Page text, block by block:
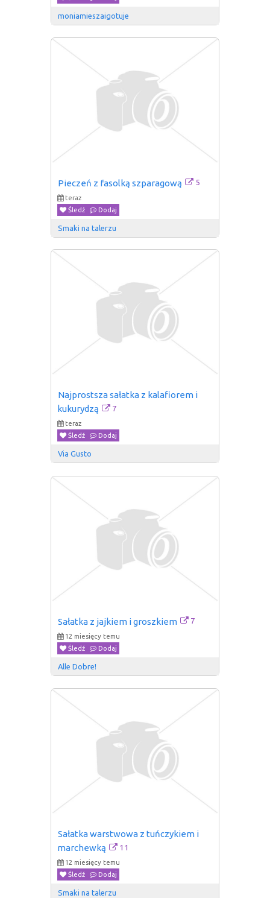
moniamieszaigotuje
Pieczeń z fasolką szparagową 5
teraz
Śledź
Dodaj
Smaki na talerzu
Najprostsza sałatka z kalafiorem i
kukurydzą
7
teraz
Śledź
Dodaj
Via Gusto
Sałatka z jajkiem i groszkiem 7
12 miesięcy temu
Śledź
Dodaj
Alle Dobre!
Sałatka warstwowa z tuńczykiem i
marchewką
11
12 miesięcy temu
Śledź
Dodaj
Smaki na talerzu